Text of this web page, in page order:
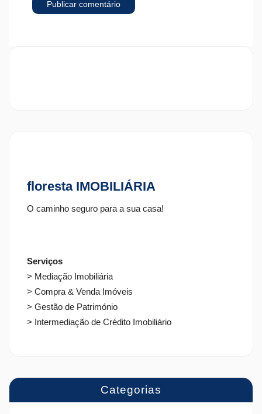
floresta IMOBILIÁRIA
O caminho seguro para a sua casa!
Serviços
> Mediação Imobiliária
> Compra & Venda Imóveis
> Gestão de Património
> Intermediação de Crédito Imobiliário
Categorias